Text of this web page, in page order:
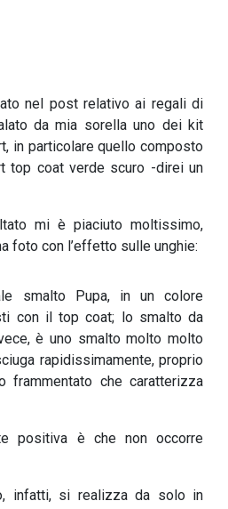
nel post relativo ai regali di
da mia sorella uno dei kit
in particolare quello composto
top coat verde scuro -direi un
mi è piaciuto moltissimo,
foto con l’effetto sulle unghie:
smalto Pupa, in un colore
con il top coat; lo smalto da
è uno smalto molto molto
rapidissimamente, proprio
frammentato che caratterizza
positiva è che non occorre
infatti, si realizza da solo in